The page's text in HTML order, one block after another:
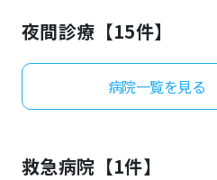
お知らせ
よくあるご質問
夜間診療【15件】
病院一覧を見る
救急病院【1件】